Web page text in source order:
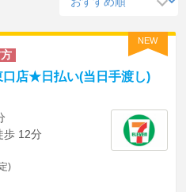
NEW
口店★日払い(当日手渡し)
歩 12分
)